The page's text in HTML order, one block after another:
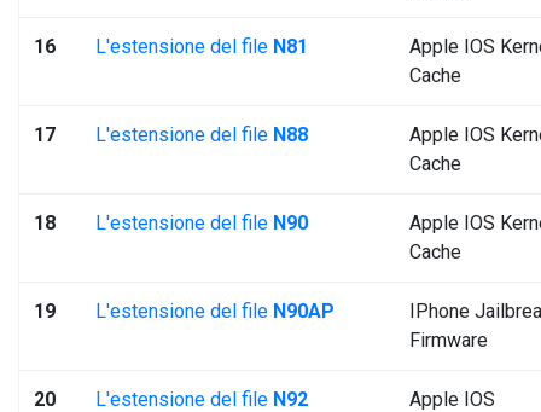
16 L'estensione del file N81
Apple IOS
Cache
17 L'estensione del file N88
Apple IOS
Cache
18 L'estensione del file N90
Apple IOS
Cache
19 L'estensione del file N90AP
IPhone
Firmware
20 L'estensione del file N92
Apple IOS